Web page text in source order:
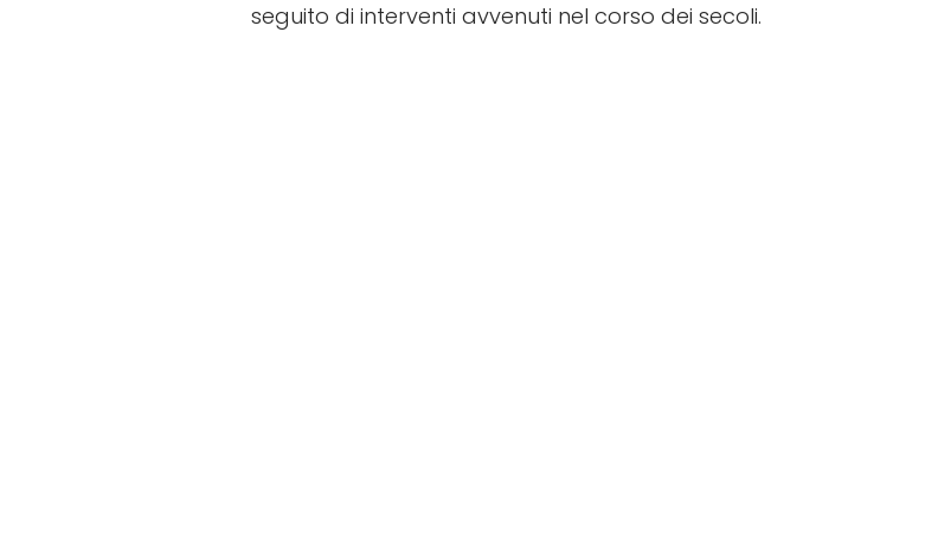
seguito di interventi avvenuti nel corso dei secoli.